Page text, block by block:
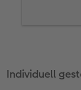
Herz
Individuell